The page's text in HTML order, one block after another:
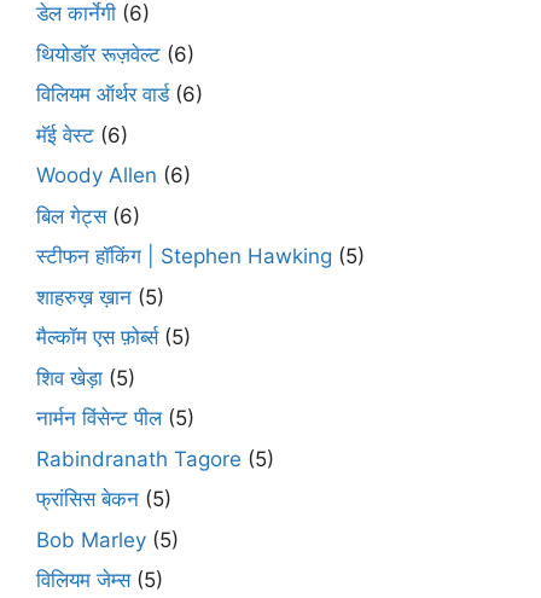
डेल कार्नेगी (6)
थियोडॉर रूज़वेल्ट (6)
विलियम ऑर्थर वार्ड(6)
मॅई वेस्ट (6)
Woody Allen (6)
बिल गेट्स(6)
स्टीफन हॉकिंग | Stephen Hawking (5)
शाहरुख़ ख़ान (5)
मैल्कॉम एस फ़ोर्ब्स(5)
शिव खेड़ा (5)
नार्मन विंसेन्ट पील(5)
Rabindranath Tagore (5)
फ्रांसिस बेकन (5)
Bob Marley (5)
विलियम जेम्स(5)